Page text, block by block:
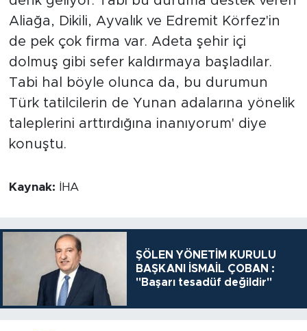
Aliağa, Dikili, Ayvalık ve Edremit Körfez'in
de pek çok firma var. Adeta şehir içi
dolmuş gibi sefer kaldırmaya başladılar.
Tabi hal böyle olunca da, bu durumun
Türk tatilcilerin de Yunan adalarına yönelik
taleplerini arttırdığına inanıyorum' diye
konuştu.
Kaynak: İHA
ŞÖLEN YÖNETİM KURULU
BAŞKANI İSMAİL ÇOBAN :
"Başarı tesadüf değildir"